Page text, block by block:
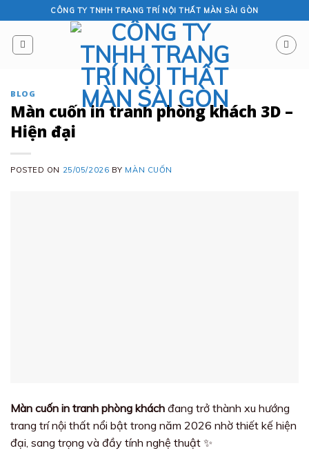
to
content
CÔNG TY TNHH TRANG TRÍ NỘI THẤT MÀN SÀI GÒN
BLOG
Màn cuốn in tranh phòng khách 3D –
Hiện đại
POSTED ON 25/05/2026 BY MÀN CUỐN
Màn cuốn in tranh phòng khách đang trở thành xu hướng
trang trí nội thất nổi bật trong năm 2026 nhờ thiết kế hiện
đại, sang trọng và đầy tính nghệ thuật ✨